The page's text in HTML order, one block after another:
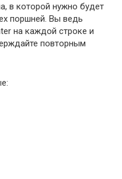
в которой нужно будет
поршней. Вы ведь
на каждой строке и
повторным